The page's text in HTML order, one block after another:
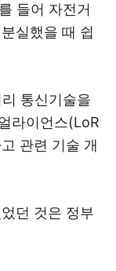
들어 자전거
실했을 때 쉽
통신기술을
라이언스(LoR
관련 기술 개
던 것은 정부